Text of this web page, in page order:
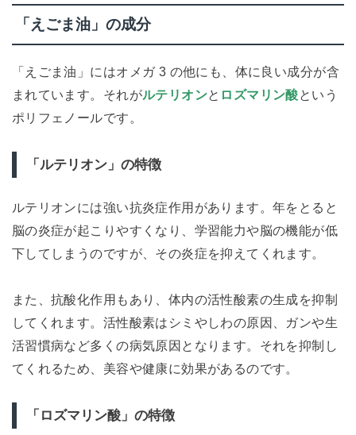
「えごま油」の成分
「えごま油」にはオメガ 3 の他にも、体に良い成分が含
まれています。それがルテリオンと ロズマリン酸 という
ポリフェノールです。
「ルテリオン」の特徴
ルテリオンには強い抗炎症作用があります。年をとると
脳の炎症が起こりやすくなり、学習能力や脳の機能が低
下してしまうのですが、その炎症を抑えてくれます。
また、抗酸化作用もあり、体内の活性酸素の生成を抑制
してくれます。活性酸素はシミやしわの原因、ガンや生
活習慣病など多くの病気原因となります。それを抑制し
てくれるため、美容や健康に効果があるのです。
「ロズマリン酸」の特徴